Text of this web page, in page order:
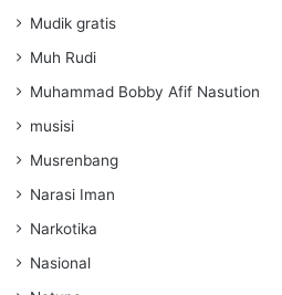
Mudik gratis
Muh Rudi
Muhammad Bobby Afif Nasution
musisi
Musrenbang
Narasi Iman
Narkotika
Nasional